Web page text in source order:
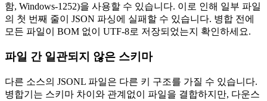
함, Windows-1252)을 사용할 수 있습니다. 이로 인해 일부 파일
의 첫 번째 줄이 JSON 파싱에 실패할 수 있습니다. 병합 전에
모든 파일이 BOM 없이 UTF-8로 저장되었는지 확인하세요.
파일 간 일관되지 않은 스키마
다른 소스의 JSONL 파일은 다른 키 구조를 가질 수 있습니다.
병합기는 스키마 차이와 관계없이 파일을 결합하지만, 다운스